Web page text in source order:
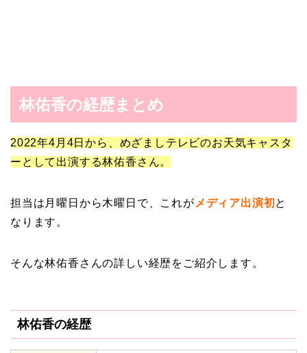
林佑香の経歴まとめ
2022年4月4日から、めざましテレビのお天気キャスタ
ーとして出演する林佑香さん。
担当は月曜日から木曜日で、これが メディア出演初 と
なります。
そんな林佑香さんの詳しい経歴をご紹介します。
林佑香の経歴